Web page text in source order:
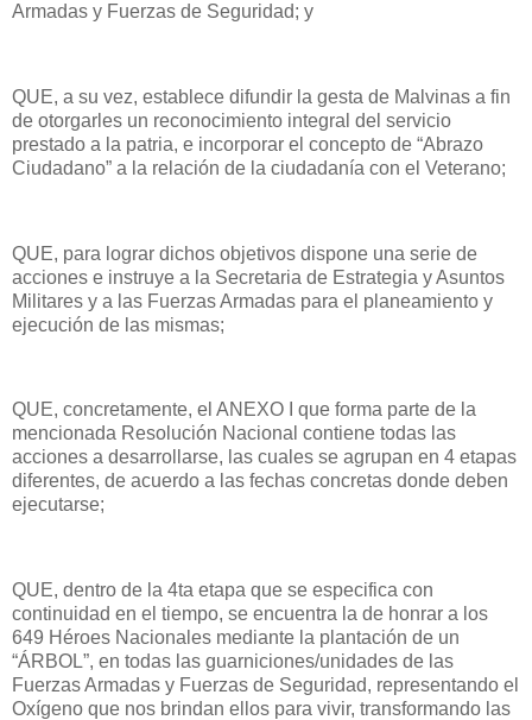
Armadas y Fuerzas de Seguridad; y
QUE, a su vez, establece difundir la gesta de Malvinas a fin
de otorgarles un reconocimiento integral del servicio
prestado a la patria, e incorporar el concepto de “Abrazo
Ciudadano” a la relación de la ciudadanía con el Veterano;
QUE, para lograr dichos objetivos dispone una serie de
acciones e instruye a la Secretaria de Estrategia y Asuntos
Militares y a las Fuerzas Armadas para el planeamiento y
ejecución de las mismas;
QUE, concretamente, el ANEXO I que forma parte de la
mencionada Resolución Nacional contiene todas las
acciones a desarrollarse, las cuales se agrupan en 4 etapas
diferentes, de acuerdo a las fechas concretas donde deben
ejecutarse;
QUE, dentro de la 4ta etapa que se especifica con
continuidad en el tiempo, se encuentra la de honrar a los
649 Héroes Nacionales mediante la plantación de un
“ÁRBOL”, en todas las guarniciones/unidades de las
Fuerzas Armadas y Fuerzas de Seguridad, representando el
Oxígeno que nos brindan ellos para vivir, transformando las